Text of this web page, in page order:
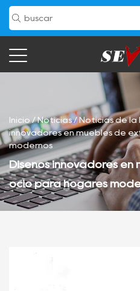
Inicio /Noticias/Noticias de la
innovadores en muebles de
modernos
Diseños innovadores
ocio para hogares